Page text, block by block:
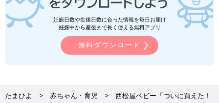
妊娠日数や生後日数に合った情報を毎日お届け
妊娠中から産後まで長く使える無料アプリ
無料ダウンロード
たまひよ 赤ちゃん・育児
西松屋ベビー「ついに買えた！